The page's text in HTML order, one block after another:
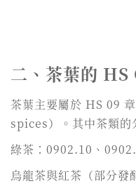
二、茶葉的 HS
茶葉主要屬於 HS 09
spices）。其中茶類的
綠茶：0902.10、
烏龍茶與紅茶（部分發